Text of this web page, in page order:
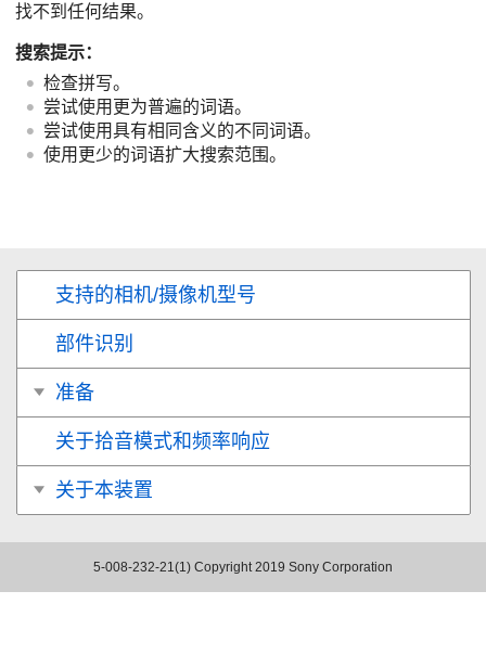
找不到任何结果。
搜索提示：
检查拼写。
尝试使用更为普遍的词语。
尝试使用具有相同含义的不同词语。
使用更少的词语扩大搜索范围。
支持的相机/摄像机型号
部件识别
准备
关于拾音模式和频率响应
关于本装置
5-008-232-21(1) Copyright 2019 Sony Corporation